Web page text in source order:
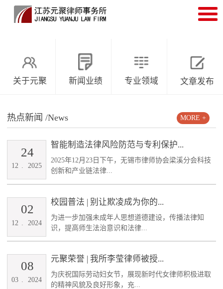
关于元聚 新闻业绩 专业领域 文章发布
热点新闻 /News
智能制造法律风险防范与专利保护...
2025年12月23日下午，无锡市律师协会梁溪分会科技
创新和产业链法律...
12 . 2025
24
校园普法 | 别让欺凌成为你的...
为进一步加强未成年人思想道德建设，传播法律知
识，提高师生法治意识和法律...
12 2024
02
元聚荣誉 | 我所李莹律师被授...
为庆祝国际劳动妇女节，展现新时代女律师积极进取
的精神风貌及良好形象，充...
03 2024
08
MORE +